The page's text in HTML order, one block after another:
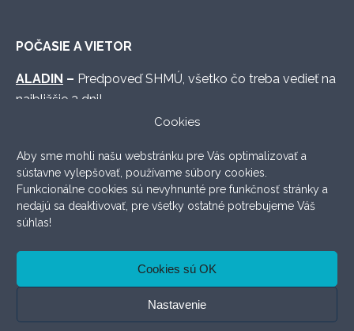
Cookies
Aby sme mohli našu webstránku pre Vás optimalizovať a
sústavne vylepšovať, používame súbory cookies.
Funkcionálne cookies sú nevyhnunté pre funkčnosť stránky a
nedajú sa deaktivovať, pre všetky ostatné potrebujeme Váš
súhlas!
Cookies sú OK
Nastavenie
POČASIE A VIETOR
ALADIN – Predpoveď SHMÚ, všetko čo treba vedieť na
najbližšie 3 dni!
Graficky vymakaná predpoveď s
množstvom možných nastavení.
WINDFINDER–Lokálna prehľadná predpoveď, ktorá
väčšinou aj sedí.
ODSTÚPENIE OD ZMLUVY
Copyright © 2026 KITESHOP.SK All rights reserved. Created
byWEBIENTO!